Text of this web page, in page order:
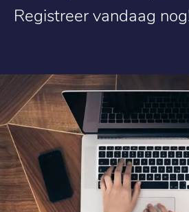
Registreer vandaag